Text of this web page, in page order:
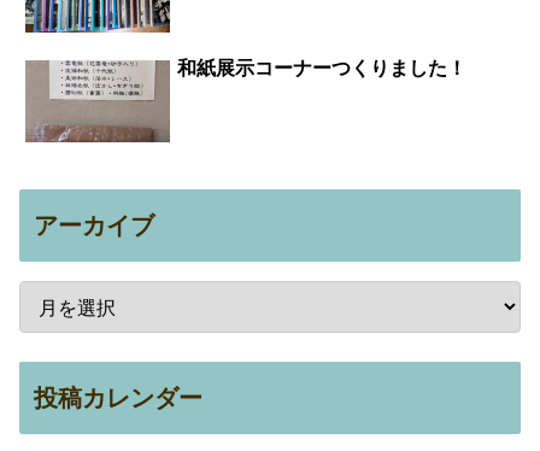
和紙展示コーナーつくりました！
アーカイブ
投稿カレンダー